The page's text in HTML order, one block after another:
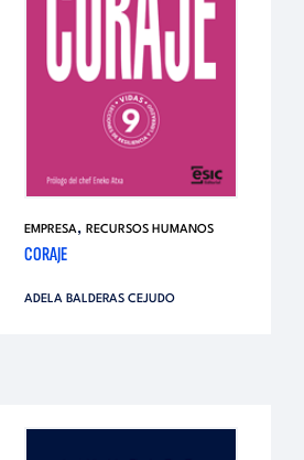
EMPRESA, RECURSOS HUMANOS
CORAJE
ADELA BALDERAS CEJUDO